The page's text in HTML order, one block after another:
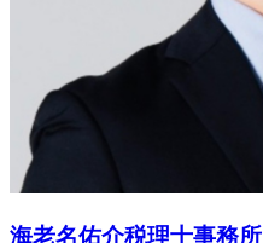
海老名佑介税理士事務所